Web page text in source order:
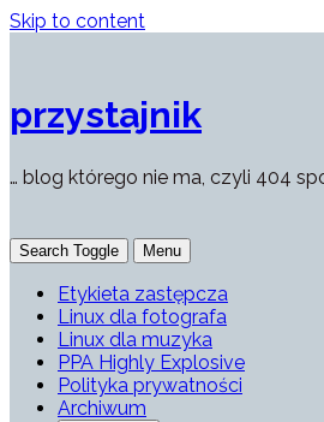
Skip to content
przystajnik
… blog którego nie ma, czyli 404
Search Toggle Menu
Etykieta zastępcza
Linux dla fotografa
Linux dla muzyka
PPA Highly Explosive
Polityka prywatności
Archiwum